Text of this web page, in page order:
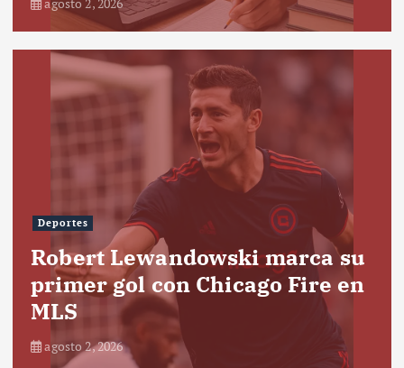
Deportes
Robert Lewandowski marca su
primer gol con Chicago Fire en
MLS
agosto 2, 2026